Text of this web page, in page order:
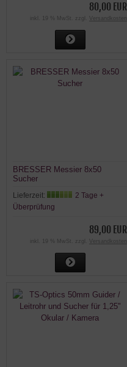
80,00 EUR
inkl. 19 % MwSt. zzgl. Versandkosten
BRESSER Messier 8x50
Sucher
Lieferzeit:
2 Tage +
Überprüfung
89,00 EUR
inkl. 19 % MwSt. zzgl. Versandkosten